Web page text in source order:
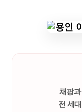
채광
전 세